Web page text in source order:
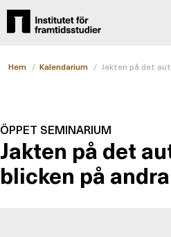
Hem / Kalendarium / Jakten på det
ÖPPET SEMINARIUM
Jakten på det
blicken på